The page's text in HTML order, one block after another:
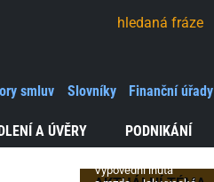
A ÚVĚRY PODNIKÁNÍ
smluv Slovníky Finanční úřady
a peníze
Konec
v zaměstnání
a finanční
Výpovědní lhůta